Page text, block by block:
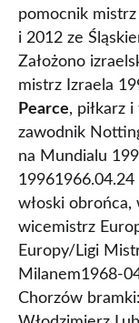
pomocnik
i 2012 ze
Założono
mistrz Izraela
Pearce, piłkarz
zawodnik
na Mundialu
19961966.04.24
włoski
wicemistrz
Europy/Ligi
Milanem1968-
Chorzów